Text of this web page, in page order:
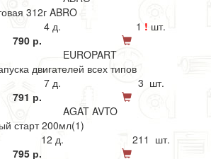
312г ABRO
4 д. 1 ! шт.
790 р.
EUROPART
двигателей всех типов
7 д.
3 шт.
791 р.
AGAT AVTO
старт 200мл(1)
12 д.
211 шт.
795 р.